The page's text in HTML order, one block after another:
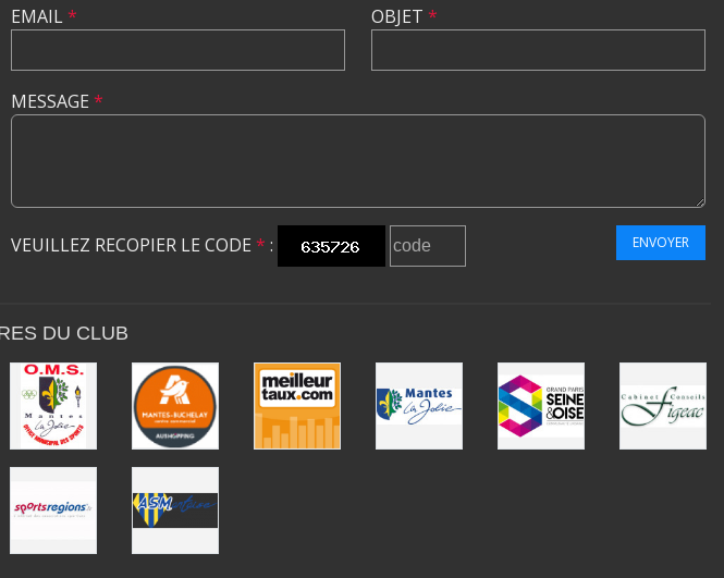
EMAIL* OBJET *
MESSAGE *
VEUILLEZ RECOPIER LE CODE * : ENVOYER
DU CLUB